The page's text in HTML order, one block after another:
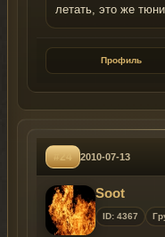
летать, это же
Профиль
#24 2010-07-13
Soot
ID: 4367